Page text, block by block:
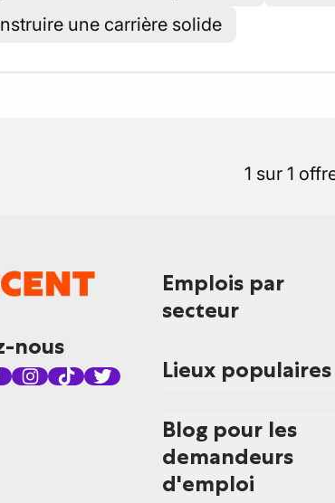
une carrière solide
1 sur 1
nous
Emplois par
secteur
Lieux populaires
Blog pour les
demandeurs
d'emploi